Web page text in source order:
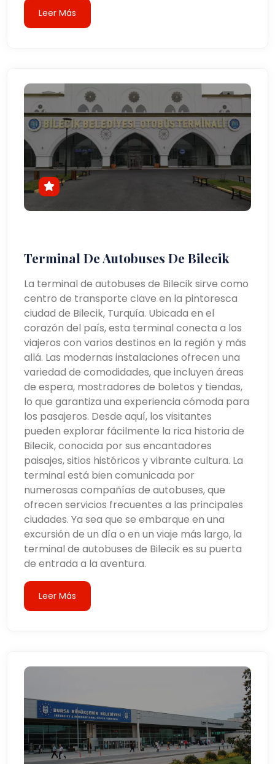
Leer Más
Terminal De Autobuses De Bilecik
La terminal de autobuses de Bilecik sirve como
centro de transporte clave en la pintoresca
ciudad de Bilecik, Turquía. Ubicada en el
corazón del país, esta terminal conecta a los
viajeros con varios destinos en la región y más
allá. Las modernas instalaciones ofrecen una
variedad de comodidades, que incluyen áreas
de espera, mostradores de boletos y tiendas,
lo que garantiza una experiencia cómoda para
los pasajeros. Desde aquí, los visitantes
pueden explorar fácilmente la rica historia de
Bilecik, conocida por sus encantadores
paisajes, sitios históricos y vibrante cultura. La
terminal está bien comunicada por
numerosas compañías de autobuses, que
ofrecen servicios frecuentes a las principales
ciudades. Ya sea que se embarque en una
excursión de un día o en un viaje más largo, la
terminal de autobuses de Bilecik es su puerta
de entrada a la aventura.
Leer Más